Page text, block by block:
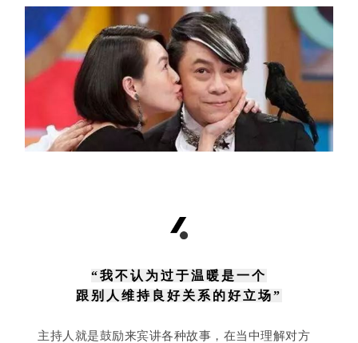
“我不认为过于温暖是一个
跟别人维持良好关系的好立场”
主持人就是鼓励来宾讲各种故事，在当中理解对方